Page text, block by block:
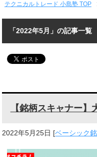
テクニカルトレード 小島塾 TOP
「2022年5月」の記事一覧
【銘柄スキャナー
2022年5月25日 [ベーシック